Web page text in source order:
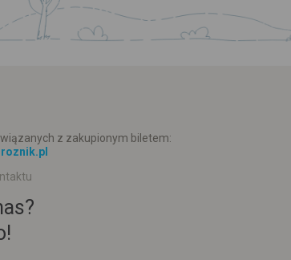
z zakupionym biletem: